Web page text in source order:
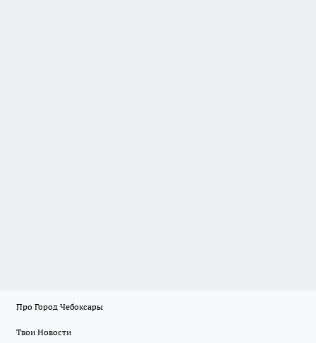
Про Город Чебоксары
Твои Новости